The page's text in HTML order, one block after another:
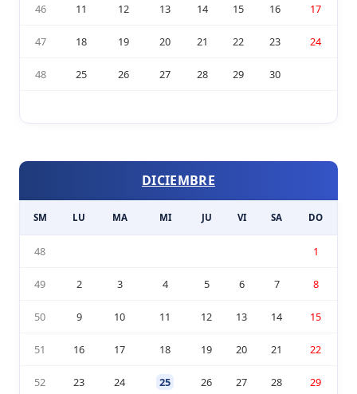
46 11 12 13 14 15 16 17
47 18 19 20 21 22 23 24
48 25 26 27 28 29 30
DICIEMBRE
SM LU MA MI JU VI SA DO
48 1
49 2 3 4 5 6 7 8
50 9 10 11 12 13 14 15
51 16 17 18 19 20 21 22
52 23 24 25 26 27 28 29